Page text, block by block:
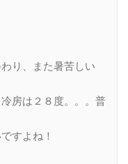
り、また暑苦しい
房は２８度。。。普
すよね！